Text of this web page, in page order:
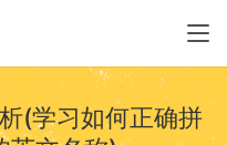
(学习如何正确拼